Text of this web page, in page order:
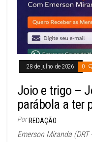
28 de julho de 2026 0
Joio e trigo –
parábola a ter
Por REDAÇÃO
Emerson Miranda